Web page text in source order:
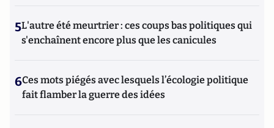
5L'autre été meurtrier : ces coups bas politiques qui
s'enchaînent encore plus que les canicules
6Ces mots piégés avec lesquels l’écologie politique
fait flamber la guerre des idées